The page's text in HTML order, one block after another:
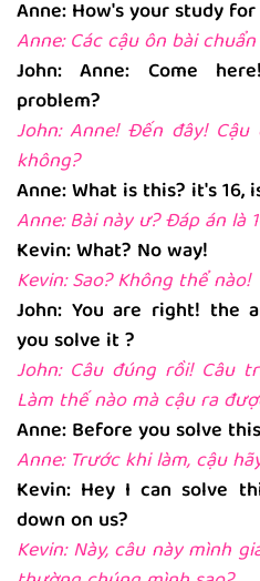
Anne: How's your study
Anne: Các cậu ôn bài
John: Anne: Come
problem?
John: Anne! Đến đây!
không?
Anne: What is this? it's 16,
Anne: Bài này ư? Đáp án là
Kevin: What? No way!
Kevin: Sao? Không thể nào!
John: You are right! the
you solve it ?
John: Câu đúng rồi! Câu
Làm thế nào mà cậu ra
Anne: Before you solve
Anne: Trước khi làm, cậu
Kevin: Hey I can solve
down on us?
Kevin: Này, câu này mình